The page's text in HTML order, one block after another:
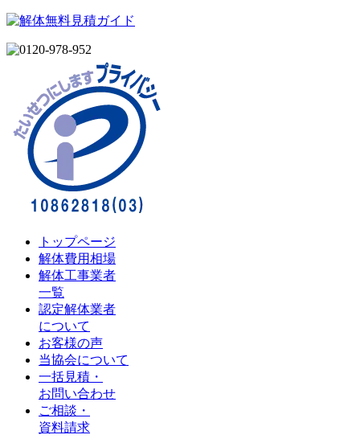
トップページ
解体費用相場
解体工事業者
一覧
認定解体業者
について
お客様の声
当協会について
一括見積・
お問い合わせ
ご相談・
資料請求